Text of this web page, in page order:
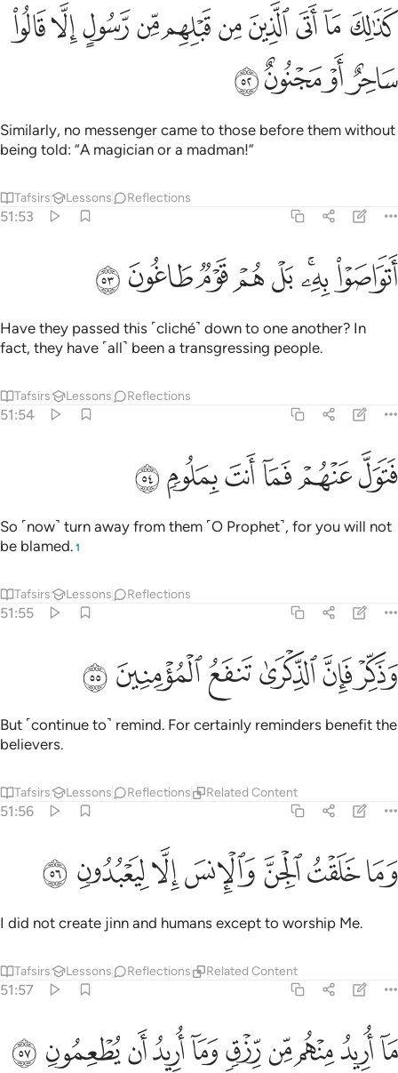
كذالك ما اتى الذين من قبلهم من رسول الا قالوا ساحر او مجنون ٥٢
كَذَٰلِكَ مَآ أَتَى ٱلَّذِينَ مِن قَبْلِهِم مِّن رَّسُولٍ إِلَّا قَالُوا۟ سَاحِرٌ أَوْ مَجْنُونٌ ٥٢
ﱁﱂﱃﱄﱅﱆﱇﱈﱉﱊ
ﱋﱌﱍﱎ
Similarly, no messenger came to those before them without
being told: “A magician or a madman!”
Tafsirs Lessons Reflections
51:53
اتواصوا به بل هم قوم طاغون ٥٣
أَتَوَاصَوْا۟ بِهِۦ ۚ بَلْ هُمْ قَوْمٌۭ طَاغُونَ ٥٣
ﱏﱐﱑﱒﱓﱔﱕﱖ
Have they passed this ˹cliché˺ down to one another? In
fact, they have ˹all˺ been a transgressing people.
Tafsirs Lessons Reflections
51:54
فتول عنهم فما انت بملوم ٥٤
فَتَوَلَّ عَنْهُمْ فَمَآ أَنتَ بِمَلُومٍۢ ٥٤
ﱗﱘﱙﱚﱛﱜ
So ˹now˺ turn away from them ˹O Prophet˺, for you will not
be blamed. 1
Tafsirs Lessons Reflections
51:55
وذكر فان الذكرى تنفع المومنين ٥٥
وَذَكِّرْ فَإِنَّ ٱلذِّكْرَىٰ تَنفَعُ ٱلْمُؤْمِنِينَ ٥٥
ﱝﱞﱟﱠﱡﱢ
But ˹continue to˺ remind. For certainly reminders benefit the
believers.
Tafsirs Lessons Reflections Related Content
51:56
وما خلقت الجن والانس الا ليعبدون ٥٦
وَمَا خَلَقْتُ ٱلْجِنَّ وَٱلْإِنسَ إِلَّا لِيَعْبُدُونِ ٥٦
ﱣﱤﱥﱦﱧﱨ ﱩ
I did not create jinn and humans except to worship Me.
Tafsirs Lessons Reflections Related Content
51:57
ما اريد منهم من رزق وما اريد ان يطعمون ٥٧
مَآ أُرِيدُ مِنْهُم مِّن رِّزْقٍۢ وَمَآ أُرِيدُ أَن يُطْعِمُونِ ٥٧
ﱪﱫﱬﱭﱮﱯﱰﱱﱲﱳ